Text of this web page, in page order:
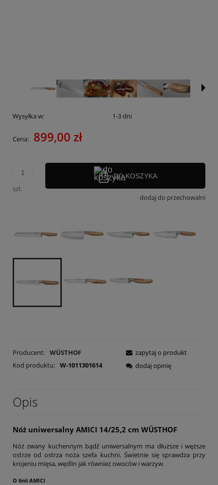
Wysyłka w: 1-3 dni
Cena: 899,00 zł
szt.
DO KOSZYKA
dodaj do przechowalni
Producent: WÜSTHOF
Kod produktu: W-1011301614
zapytaj o produkt
dodaj opinię
Opis
Nóż uniwersalny AMICI 14/25,2 cm WÜSTHOF
Nóż zwany kuchennym bądź uniwersalnym ma dłuższe i węższe
ostrze od ostrza noża szefa kuchni. Świetnie się sprawdza przy
krojeniu mięsa, wędlin jak również owoców i warzyw.
O linii AMICI